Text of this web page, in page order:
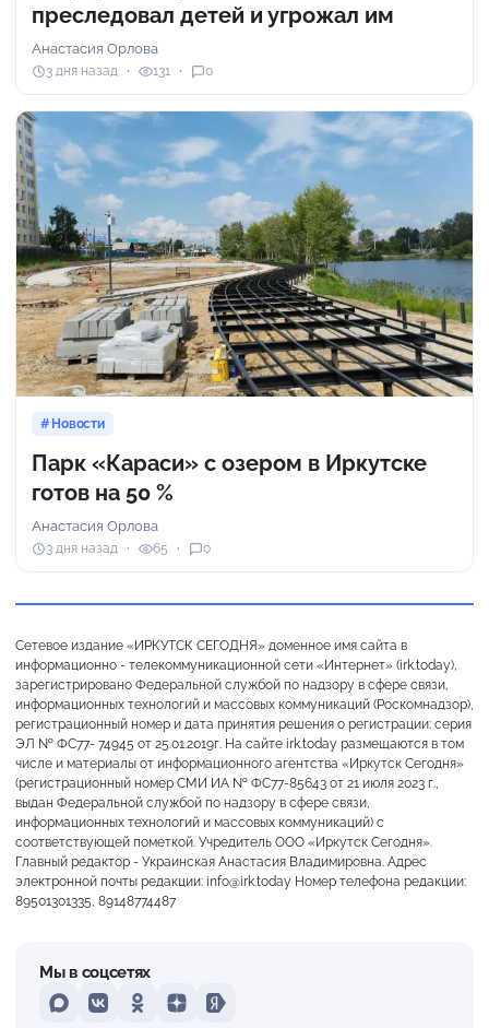
преследовал детей и угрожал им
Анастасия Орлова
3 дня назад 131 0
Новости
Парк «Караси» с озером в Иркутске
готов на 50 %
Анастасия Орлова
3 дня назад 65 0
Сетевое издание «ИРКУТСК СЕГОДНЯ» доменное имя сайта в
информационно - телекоммуникационной сети «Интернет» (irk.today),
зарегистрировано Федеральной службой по надзору в сфере связи,
информационных технологий и массовых коммуникаций (Роскомнадзор),
регистрационный номер и дата принятия решения о регистрации: серия
ЭЛ № ФС77- 74945 от 25.01.2019г. На сайте irk.today размещаются в том
числе и материалы от информационного агентства «Иркутск Сегодня»
(регистрационный номер СМИ ИА № ФС77-85643 от 21 июля 2023 г.,
выдан Федеральной службой по надзору в сфере связи,
информационных технологий и массовых коммуникаций) с
соответствующей пометкой. Учредитель ООО «Иркутск Сегодня».
Главный редактор - Украинская Анастасия Владимировна. Адрес
электронной почты редакции: info@irk.today Номер телефона редакции:
89501301335, 89148774487
Мы в соцсетях
MAXVKontakteOdnoklassniki
DzenYandex